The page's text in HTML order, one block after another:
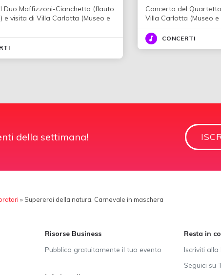
Duo Maffizzoni-Cianchetta (flauto
e visita di Villa Carlotta (Museo e
Concerto del
Villa Carlotta (Museo e
CONCERTI
della settimana!
» Supereroi della natura. Carnevale in maschera
Risorse Business
Pubblica gratuitamente il tuo evento
Resta in
Iscriviti
Seguici su